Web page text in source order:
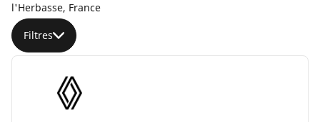
l'Herbasse, France
Filtres